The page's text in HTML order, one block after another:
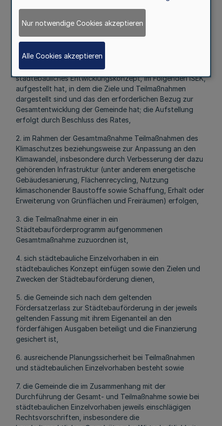
Allgemeine Fördervoraussetzungen
Die Förderung setzt neben der Berücksichtigung von
Zuwendungszweck und Förderschwerpunkten nach
1. die Gemeinde für das jeweilige Gebiet ein integriertes
städtebauliches Entwicklungskonzept, im Folgenden ISEK,
aufgestellt hat, in dem die Ziele und Teilmaßnahmen
dargestellt sind und das den erforderlichen Bezug zur
Gesamtentwicklung der Gemeinde hat; die Aufstellung
erfolgt durch Beschluss des Rates,
2. im Rahmen der Gesamtmaßnahme Teilmaßnahmen des
Klimaschutzes beziehungsweise zur Anpassung an den
Klimawandel, insbesondere durch Verbesserung der dazu
gehörenden Infrastruktur (unter anderem energetische
Gebäudesanierung, Flächenrecycling, Nutzung
klimaschonender Baustoffe sowie Schaffung, Erhalt oder
Erweiterung von Grünflächen und Freiräumen) erfolgen,
3. die Teilmaßnahme einer in ein
Städtebauförderprogramm aufgenommenen
Gesamtmaßnahme zuzuordnen ist,
4. sich städtebauliche Einzelvorhaben in ein
städtebauliches Konzept einfügen sowie den Zielen und
Zwecken der Städtebauförderung dienen,
5. die Gemeinde sich nach dem geltenden
Fördersatzerlass zur Städtebauförderung in der jeweils
geltenden Fassung mit ihrem Eigenanteil an den
förderfähigen Ausgaben beteiligt und die Finanzierung
gesichert ist,
6. ausreichende Planungssicherheit bei Teilmaßnahmen
und städtebaulichen Einzelvorhaben besteht sowie
7. die Gemeinde die im Zusammenhang mit der
Durchführung der Gesamt- und Teilmaßnahme sowie bei
städtebaulichen Einzelvorhaben jeweils einschlägigen
Rechtsvorschriften, insbesondere die
Nur notwendige Cookies akzeptieren
Alle Cookies akzeptieren